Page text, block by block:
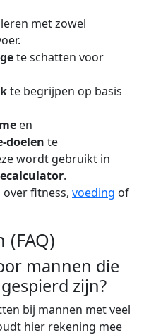
met zowel
te schatten voor
te begrijpen op basis
en
doelen te
wordt gebruikt in
.
over fitness, voeding of
(FAQ)
mannen die
zijn?
bij mannen met veel
hier rekening mee